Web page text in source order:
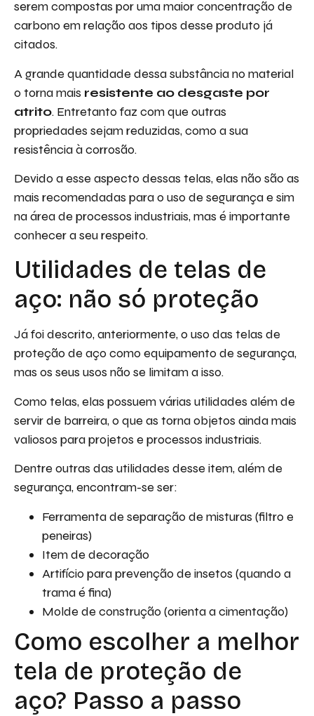
serem compostas por uma maior concentração de
carbono em relação aos tipos desse produto já
citados.
A grande quantidade dessa substância no material
o torna mais resistente ao desgaste por
atrito. Entretanto faz com que outras
propriedades sejam reduzidas, como a sua
resistência à corrosão.
Devido a esse aspecto dessas telas, elas não são as
mais recomendadas para o uso de segurança e sim
na área de processos industriais, mas é importante
conhecer a seu respeito.
Utilidades de telas de
aço: não só proteção
Já foi descrito, anteriormente, o uso das telas de
proteção de aço como equipamento de segurança,
mas os seus usos não se limitam a isso.
Como telas, elas possuem várias utilidades além de
servir de barreira, o que as torna objetos ainda mais
valiosos para projetos e processos industriais.
Dentre outras das utilidades desse item, além de
segurança, encontram-se ser:
Ferramenta de separação de misturas (filtro e
peneiras)
Item de decoração
Artifício para prevenção de insetos (quando a
trama é fina)
Molde de construção (orienta a cimentação)
Como escolher a melhor
tela de proteção de
aço? Passo a passo